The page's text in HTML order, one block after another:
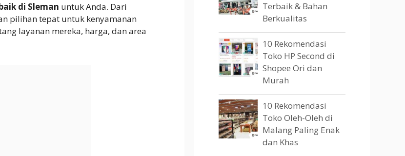
di Sleman untuk Anda. Dari
pilihan tepat untuk kenyamanan
layanan mereka, harga, dan area
Terbaik & Bahan
Berkualitas
10 Rekomendasi
Toko HP Second di
Shopee Ori dan
Murah
10 Rekomendasi
Toko Oleh-Oleh di
Malang Paling Enak
dan Khas